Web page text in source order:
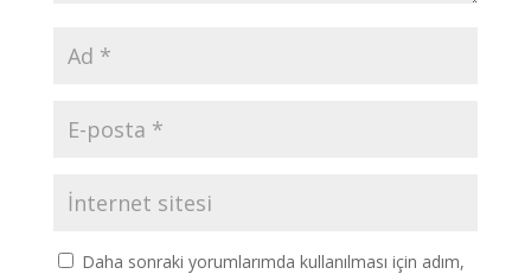
Daha sonraki yorumlarımda kullanılması için adım,